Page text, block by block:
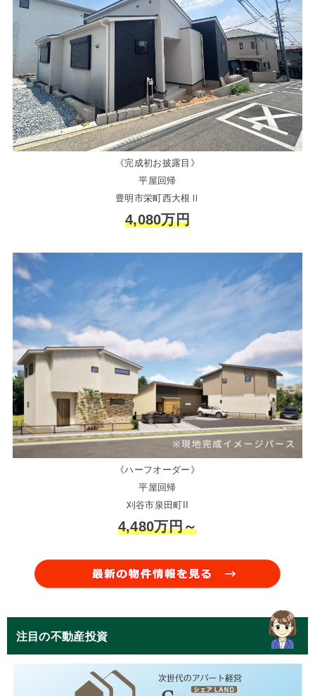
《完成初お披露目》
平屋回帰
豊明市栄町西大根Ⅱ
4,080万円
《ハーフオーダー》
平屋回帰
刈谷市泉田町II
4,480万円～
注目の不動産投資